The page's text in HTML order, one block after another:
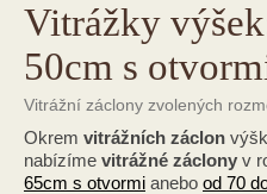
Vitrážky
50cm s
Vitrážní záclony zvolených
Okrem vitrážních záclon
nabízíme vitrážné záclony v
65cm s otvormi anebo od 70